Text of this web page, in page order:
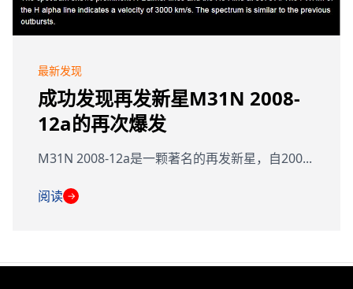
最新发现
成功发现再发新星M31N 2008-
12a的再次爆发
M31N 2008-12a是一颗著名的再发新星，自200...
阅读 →